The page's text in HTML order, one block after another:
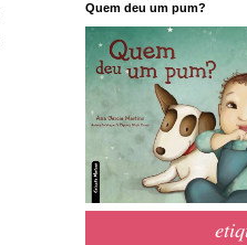
Quem deu um pum?